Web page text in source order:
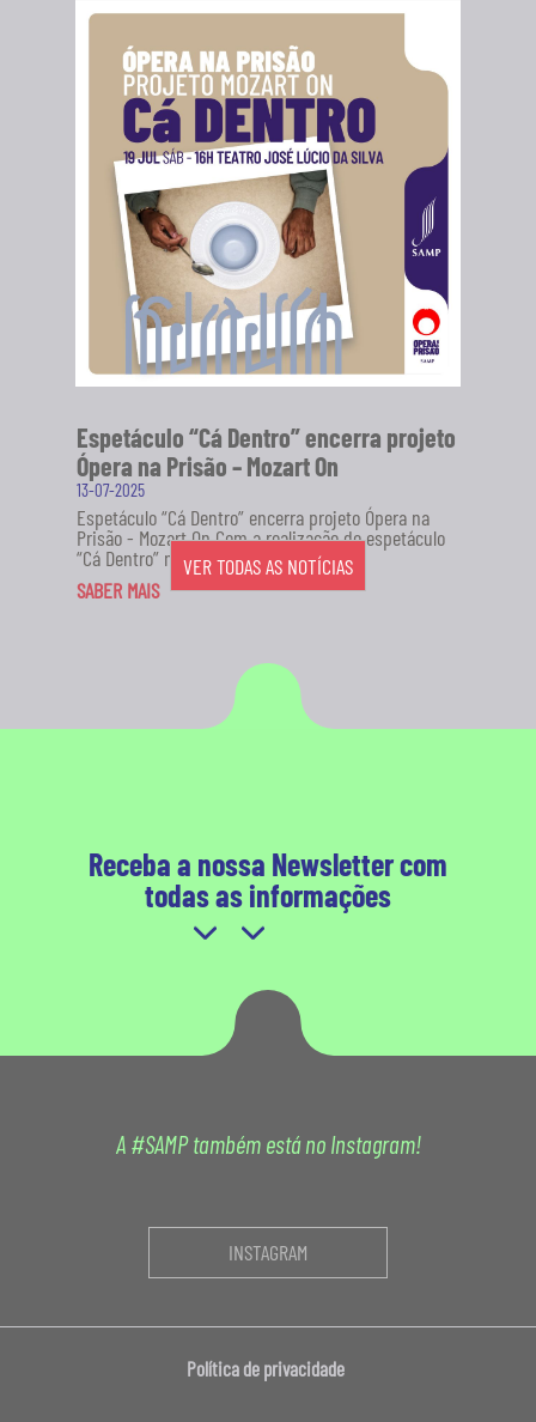
Espetáculo “Cá Dentro” encerra projeto
Ópera na Prisão – Mozart On
13-07-2025
Espetáculo “Cá Dentro” encerra projeto Ópera na
Prisão - Mozart On Com a realização do espetáculo
“Cá Dentro” no...
SABER MAIS
VER TODAS AS NOTÍCIAS
Receba a nossa Newsletter com
todas as informações
A #SAMP também está no Instagram!
INSTAGRAM
Política de privacidade